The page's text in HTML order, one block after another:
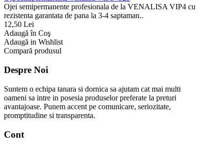
Ojei semipermanente profesionala de la VENALISA VIP4 cu
rezistenta garantata de pana la 3-4 saptaman..
12,50 Lei
Adaugă în Coş
Adaugă in Wishlist
Compară produsul
Despre Noi
Suntem o echipa tanara si dornica sa ajutam cat mai multi
oameni sa intre in posesia produselor preferate la preturi
avantajoase. Punem accent pe comunicare, seriozitate,
promptitudine si transparenta.
Cont